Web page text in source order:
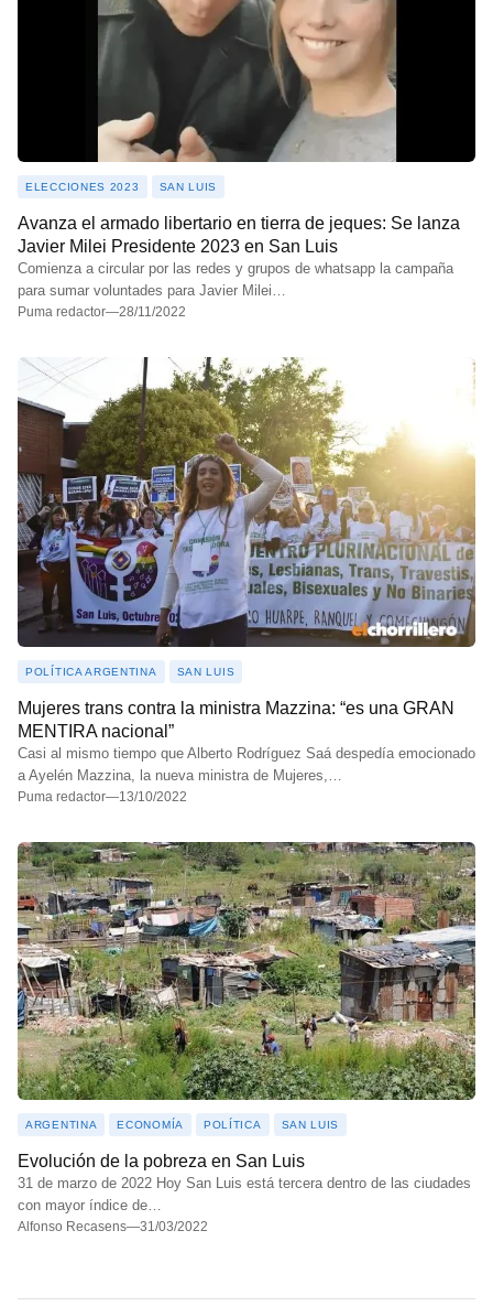
ELECCIONES 2023 SAN LUIS
Avanza el armado libertario en tierra de jeques: Se lanza
Javier Milei Presidente 2023 en San Luis
Comienza a circular por las redes y grupos de whatsapp la campaña
para sumar voluntades para Javier Milei…
Puma redactor—28/11/2022
POLÍTICA ARGENTINA SAN LUIS
Mujeres trans contra la ministra Mazzina: “es una GRAN
MENTIRA nacional”
Casi al mismo tiempo que Alberto Rodríguez Saá despedía emocionado
a Ayelén Mazzina, la nueva ministra de Mujeres,…
Puma redactor—13/10/2022
ARGENTINA ECONOMÍA POLÍTICA SAN LUIS
Evolución de la pobreza en San Luis
31 de marzo de 2022 Hoy San Luis está tercera dentro de las ciudades
con mayor índice de…
Alfonso Recasens—31/03/2022